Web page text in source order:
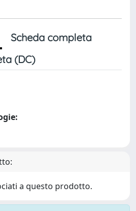
Scheda completa
(DC)
a questo prodotto.